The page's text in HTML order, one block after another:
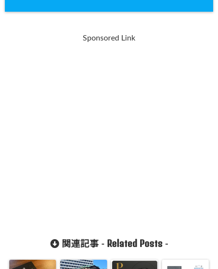
Sponsored Link
関連記事 - Related Posts-